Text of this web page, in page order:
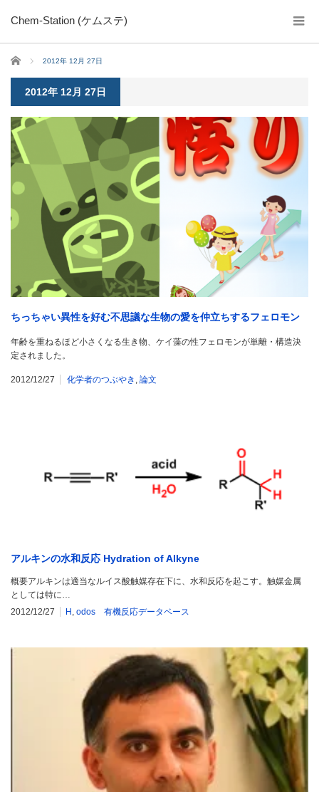
Chem-Station (ケムステ)
ホーム 2012年 12月 27日
2012年 12月 27日
ちっちゃい異性を好む不思議な生物の愛を仲立ちするフェロモン
年齢を重ねるほど小さくなる生き物、ケイ藻の性フェロモンが単離・構造決
定されました。
2012/12/27 化学者のつぶやき , 論文
アルキンの水和反応 Hydration of Alkyne
概要アルキンは適当なルイス酸触媒存在下に、水和反応を起こす。触媒金属
としては特に…
2012/12/27
H , odos 有機反応データベース